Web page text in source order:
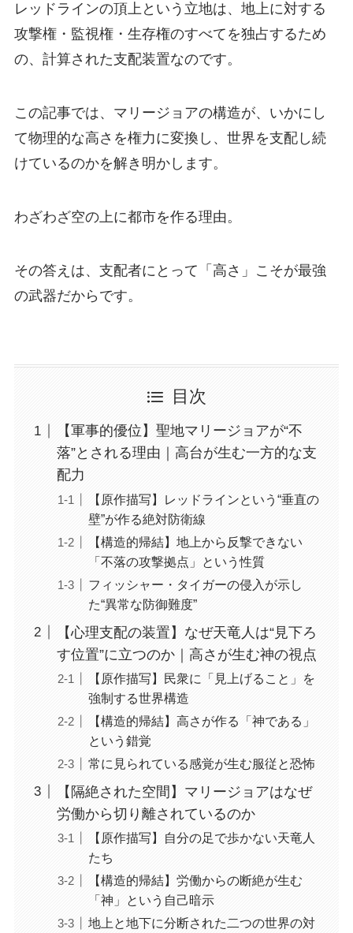
レッドラインの頂上という立地は、地上に対する
攻撃権・監視権・生存権のすべてを独占するため
の、計算された支配装置なのです。
この記事では、マリージョアの構造が、いかにし
て物理的な高さを権力に変換し、世界を支配し続
けているのかを解き明かします。
わざわざ空の上に都市を作る理由。
その答えは、支配者にとって「高さ」こそが最強
の武器だからです。
目次
【軍事的優位】聖地マリージョアが“不
落”とされる理由｜高台が生む一方的な支
配力
【原作描写】レッドラインという“垂直の
壁”が作る絶対防衛線
【構造的帰結】地上から反撃できない
「不落の攻撃拠点」という性質
フィッシャー・タイガーの侵入が示し
た“異常な防御難度”
【心理支配の装置】なぜ天竜人は“見下ろ
す位置”に立つのか｜高さが生む神の視点
【原作描写】民衆に「見上げること」を
強制する世界構造
【構造的帰結】高さが作る「神である」
という錯覚
常に見られている感覚が生む服従と恐怖
【隔絶された空間】マリージョアはなぜ
労働から切り離されているのか
【原作描写】自分の足で歩かない天竜人
たち
【構造的帰結】労働からの断絶が生む
「神」という自己暗示
地上と地下に分断された二つの世界の対